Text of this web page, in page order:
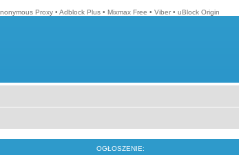
Proxy • Adblock Plus • Mixmax Free • Viber • uBlock Origin
OGŁOSZENIE: